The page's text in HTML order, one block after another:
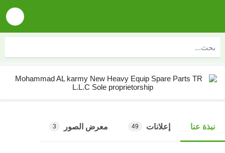
نبذة عنا إعلانات 49 معرض الصور 3